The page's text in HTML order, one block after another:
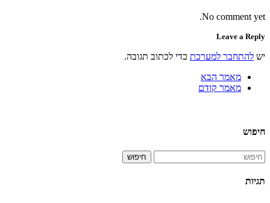
No comment yet.
Leave a Reply
יש להתחבר למערכת כדי לכתוב תגובה.
מאמר הבא
מאמר קודם
חיפוש
חיפוש
תגיות